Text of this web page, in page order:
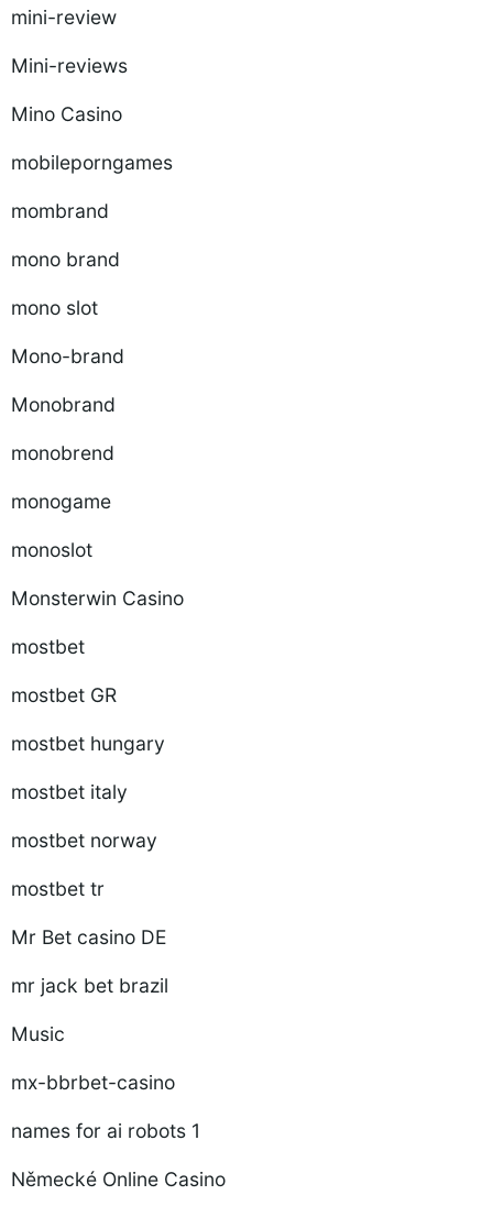
mini-review
Mini-reviews
Mino Casino
mobileporngames
mombrand
mono brand
mono slot
Mono-brand
Monobrand
monobrend
monogame
monoslot
Monsterwin Casino
mostbet
mostbet GR
mostbet hungary
mostbet italy
mostbet norway
mostbet tr
Mr Bet casino DE
mr jack bet brazil
Music
mx-bbrbet-casino
names for ai robots 1
Německé Online Casino